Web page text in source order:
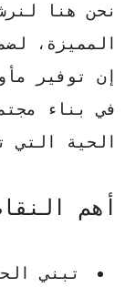
نحن هنا
المميزة،
إن توفير
في بناء
الحية التي
أهم
تبني